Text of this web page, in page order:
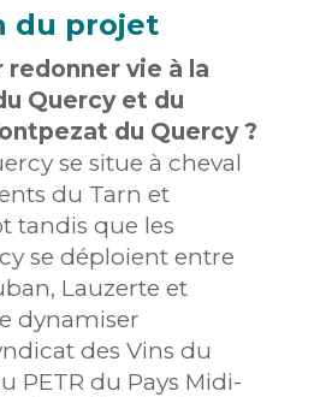
du projet
vie à la
Quercy et du
du Quercy ?
se situe à cheval
du Tarn et
tandis que les
se déploient entre
Lauzerte et
dynamiser
des Vins du
PETR du Pays Midi-